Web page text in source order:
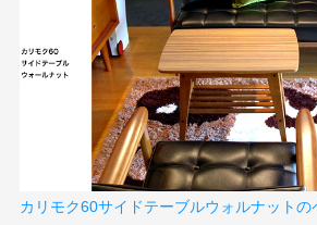
カリモク60サイドテーブルウォルナットの